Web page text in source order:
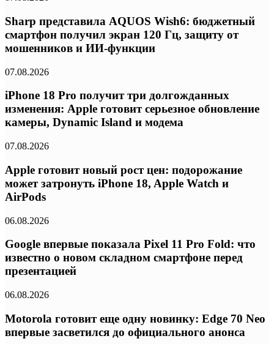
Sharp представила AQUOS Wish6: бюджетный
смартфон получил экран 120 Гц, защиту от
мошенников и ИИ-функции
07.08.2026
iPhone 18 Pro получит три долгожданных
изменения: Apple готовит серьезное обновление
камеры, Dynamic Island и модема
07.08.2026
Apple готовит новый рост цен: подорожание
может затронуть iPhone 18, Apple Watch и
AirPods
06.08.2026
Google впервые показала Pixel 11 Pro Fold: что
известно о новом складном смартфоне перед
презентацией
06.08.2026
Motorola готовит еще одну новинку: Edge 70 Neo
впервые засветился до официального анонса